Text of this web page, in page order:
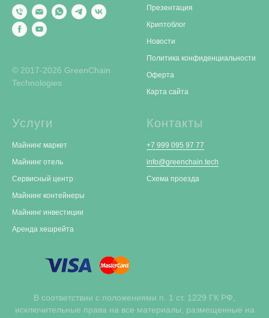
© 2017-2026 GreenChain
Technologies
Презентация
Криптоблог
Новости
Политика конфиденциальности
Оферта
Карта сайта
Услуги
Майнинг маркет
Майнинг отель
Сервисный центр
Майнинг контейнеры
Майнинг инвестиции
Аренда хешрейта
Контакты
+7 999 095 97 77
info@greenchain.tech
Схема проезда
В соответствии с положениями п. 1 ст. 1229 ГК РФ,
исключительные права на все материалы, размещенные на